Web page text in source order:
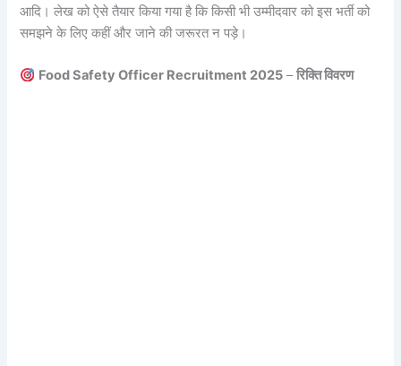
आदि। लेख को ऐसे तैयार किया गया है कि किसी भी उम्मीदवार को इस भर्ती को
समझने के लिए कहीं और जाने की जरूरत न पड़े।
Food Safety Officer Recruitment 2025 –रिक्ति विवरण